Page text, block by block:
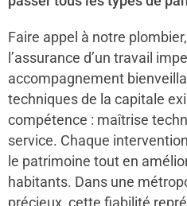
Faire appel à notre
l’assurance d’un travail
accompagnement
techniques de la capitale
compétence : maîtrise
service. Chaque
le patrimoine tout en
habitants. Dans une
précieux, cette fiabilité